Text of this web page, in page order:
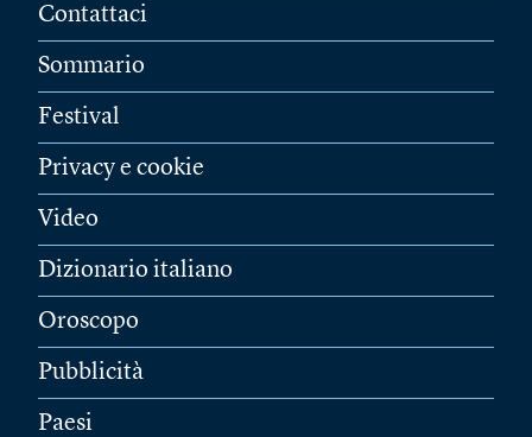
Contattaci
Sommario
Festival
Privacy e cookie
Video
Dizionario italiano
Oroscopo
Pubblicità
Paesi